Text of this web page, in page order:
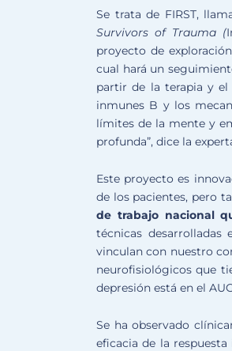
Se trata de FIRST,
Survivors of Trauma (
proyecto de
cual hará un
partir de la terapia y el
inmunes B y los
límites de la mente y
profunda”, dice la
Este proyecto es
de los pacientes, pero
de trabajo nacional
técnicas
vinculan con nuestro
neurofisiológicos que
depresión está en el
Se ha observado
eficacia de la